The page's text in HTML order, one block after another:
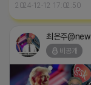
2024-12-12 17:02:50
비공개